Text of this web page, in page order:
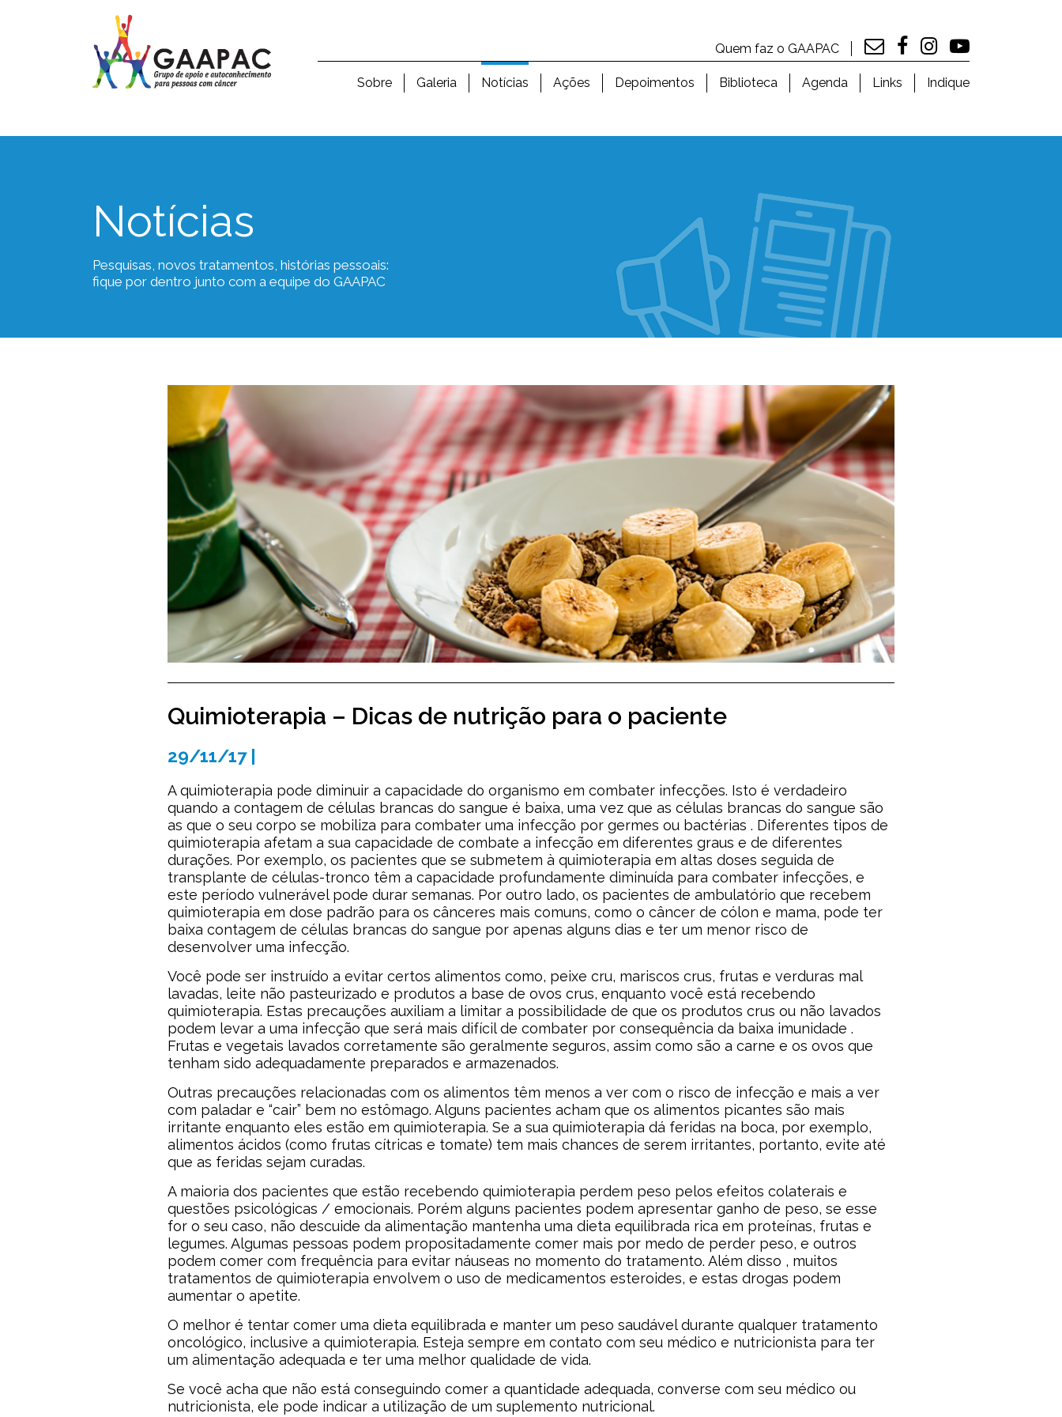
Quem faz o GAAPAC
Sobre Galeria Notícias Ações Depoimentos Biblioteca Agenda Links Indique
Notícias
Pesquisas, novos tratamentos, histórias pessoais:
fique por dentro junto com a equipe do GAAPAC
Quimioterapia – Dicas de nutrição para o paciente
29/11/17 |
A quimioterapia pode diminuir a capacidade do organismo em combater infecções. Isto é verdadeiro
quando a contagem de células brancas do sangue é baixa, uma vez que as células brancas do sangue são
as que o seu corpo se mobiliza para combater uma infecção por germes ou bactérias . Diferentes tipos de
quimioterapia afetam a sua capacidade de combate a infecção em diferentes graus e de diferentes
durações. Por exemplo, os pacientes que se submetem à quimioterapia em altas doses seguida de
transplante de células-tronco têm a capacidade profundamente diminuída para combater infecções, e
este período vulnerável pode durar semanas. Por outro lado, os pacientes de ambulatório que recebem
quimioterapia em dose padrão para os cânceres mais comuns, como o câncer de cólon e mama, pode ter
baixa contagem de células brancas do sangue por apenas alguns dias e ter um menor risco de
desenvolver uma infecção.
Você pode ser instruído a evitar certos alimentos como, peixe cru, mariscos crus, frutas e verduras mal
lavadas, leite não pasteurizado e produtos a base de ovos crus, enquanto você está recebendo
quimioterapia. Estas precauções auxiliam a limitar a possibilidade de que os produtos crus ou não lavados
podem levar a uma infecção que será mais difícil de combater por consequência da baixa imunidade .
Frutas e vegetais lavados corretamente são geralmente seguros, assim como são a carne e os ovos que
tenham sido adequadamente preparados e armazenados.
Outras precauções relacionadas com os alimentos têm menos a ver com o risco de infecção e mais a ver
com paladar e “cair” bem no estômago. Alguns pacientes acham que os alimentos picantes são mais
irritante enquanto eles estão em quimioterapia. Se a sua quimioterapia dá feridas na boca, por exemplo,
alimentos ácidos (como frutas cítricas e tomate) tem mais chances de serem irritantes, portanto, evite até
que as feridas sejam curadas.
A maioria dos pacientes que estão recebendo quimioterapia perdem peso pelos efeitos colaterais e
questões psicológicas / emocionais. Porém alguns pacientes podem apresentar ganho de peso, se esse
for o seu caso, não descuide da alimentação mantenha uma dieta equilibrada rica em proteínas, frutas e
legumes. Algumas pessoas podem propositadamente comer mais por medo de perder peso, e outros
podem comer com frequência para evitar náuseas no momento do tratamento. Além disso , muitos
tratamentos de quimioterapia envolvem o uso de medicamentos esteroides, e estas drogas podem
aumentar o apetite.
O melhor é tentar comer uma dieta equilibrada e manter um peso saudável durante qualquer tratamento
oncológico, inclusive a quimioterapia. Esteja sempre em contato com seu médico e nutricionista para ter
um alimentação adequada e ter uma melhor qualidade de vida.
Se você acha que não está conseguindo comer a quantidade adequada, converse com seu médico ou
nutricionista, ele pode indicar a utilização de um suplemento nutricional.